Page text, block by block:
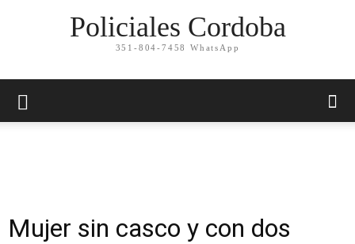
Policiales Cordoba
351-804-7458 WhatsApp
Mujer sin casco y con dos